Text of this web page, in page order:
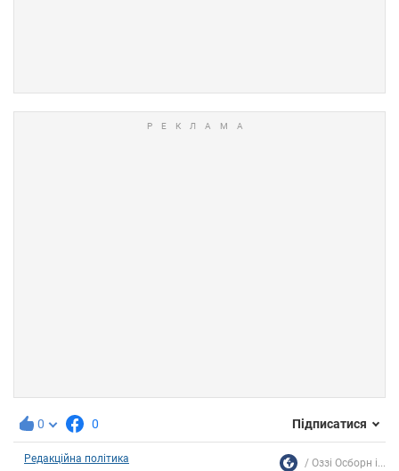
0 0 Підписатися
Редакційна політика Оззі Осборн і...